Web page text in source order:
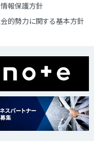
報保護方針
的勢力に関する基本方針